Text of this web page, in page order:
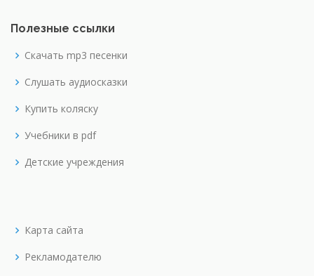
Полезные ссылки
Скачать mp3 песенки
Слушать аудиосказки
Купить коляску
Учебники в pdf
Детские учреждения
Карта сайта
Рекламодателю